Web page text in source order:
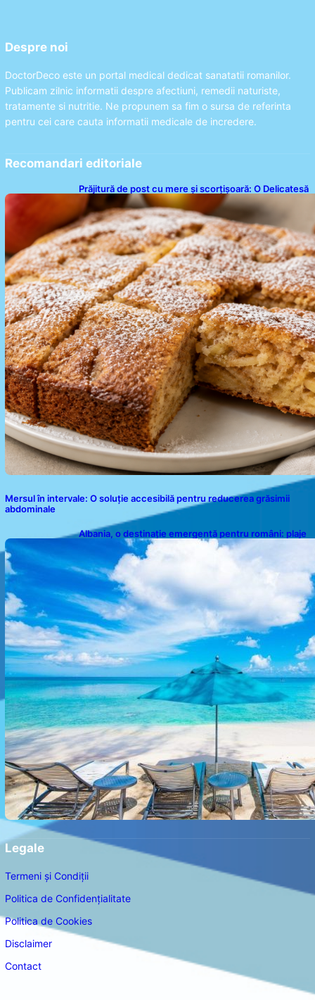
Despre noi
DoctorDeco este un portal medical dedicat sanatatii romanilor.
Publicam zilnic informatii despre afectiuni, remedii naturiste,
tratamente si nutritie. Ne propunem sa fim o sursa de referinta
pentru cei care cauta informatii medicale de incredere.
Recomandari editoriale
Prăjitură de post cu mere și scorțișoară: O Delicatesă
Dulce pentru Postul Adormirii Maicii Domnului
Mersul în intervale: O soluție accesibilă pentru reducerea grăsimii
abdominale
Albania, o destinație emergentă pentru români: plaje
spectaculoase, ape turcoaz și prețuri accesibile
Legale
Termeni și Condiții
Politica de Confidențialitate
Politica de Cookies
Disclaimer
Contact